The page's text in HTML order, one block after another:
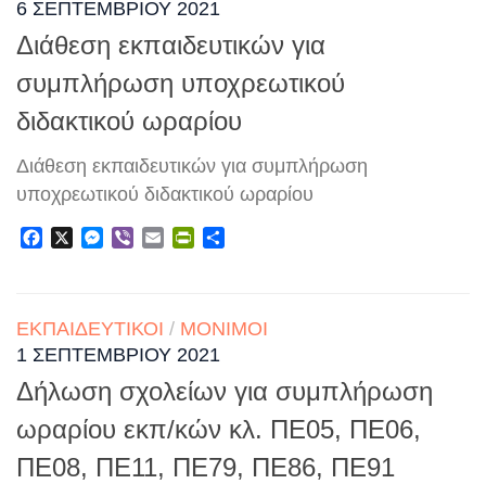
6 ΣΕΠΤΕΜΒΡΊΟΥ 2021
Διάθεση εκπαιδευτικών για
συμπλήρωση υποχρεωτικού
διδακτικού ωραρίου
Διάθεση εκπαιδευτικών για συμπλήρωση
υποχρεωτικού διδακτικού ωραρίου
FacebookMessenger
Viber EmailPrintFriendly
ΕΚΠΑΙΔΕΥΤΙΚΟΊ / ΜΌΝΙΜΟΙ
1 ΣΕΠΤΕΜΒΡΊΟΥ 2021
Δήλωση σχολείων για συμπλήρωση
ωραρίου εκπ/κών κλ. ΠΕ05, ΠΕ06,
ΠΕ08, ΠΕ11, ΠΕ79, ΠΕ86, ΠΕ91